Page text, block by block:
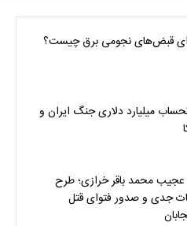
قبض‌های نجومی برق چیست؟
میلیارد دلاری جنگ ایران و
عجیب محمد باقر خرازی؛ طرح
جدی و صدور فتوای قتل